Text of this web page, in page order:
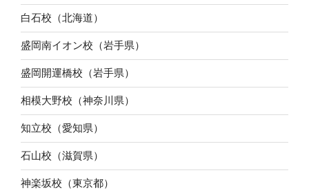
白石校（北海道）
盛岡南イオン校（岩手県）
盛岡開運橋校（岩手県）
相模大野校（神奈川県）
知立校（愛知県）
石山校（滋賀県）
神楽坂校（東京都）